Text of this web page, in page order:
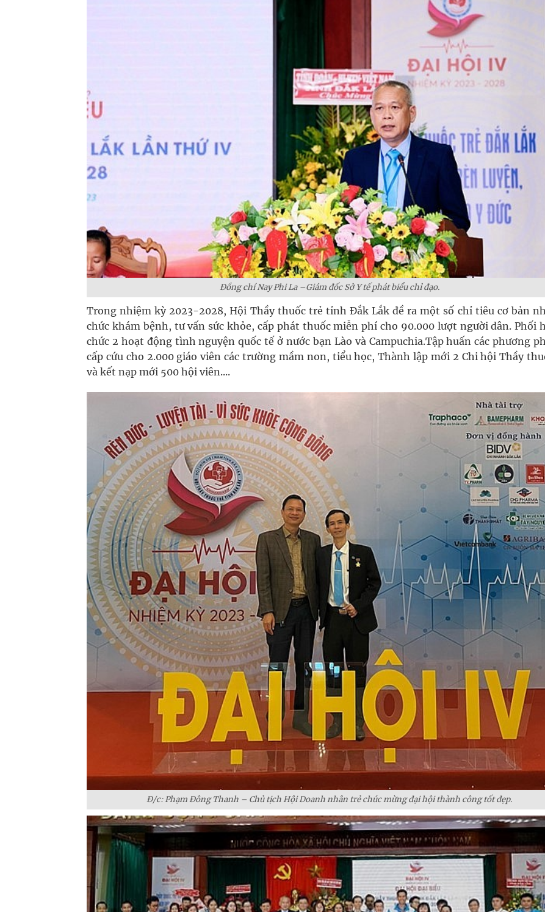
Đồng chí Nay Phi La –Giám đốc Sở Y tế phát biểu chỉ đạo.
Trong nhiệm kỳ 2023-2028, Hội Thầy thuốc trẻ tỉnh Đắk Lắk đề ra một số chỉ tiêu cơ bản
chức khám bệnh, tư vấn sức khỏe, cấp phát thuốc miễn phí cho 90.000 lượt người dân. Phối
chức 2 hoạt động tình nguyện quốc tế ở nước bạn Lào và Campuchia.Tập huấn các phương
cấp cứu cho 2.000 giáo viên các trường mầm non, tiểu học, Thành lập mới 2 Chi hội Thầy
và kết nạp mới 500 hội viên....
Đ/c: Phạm Đông Thanh – Chủ tịch Hội Doanh nhân trẻ chúc mừng đại hội thành công tốt đẹp.